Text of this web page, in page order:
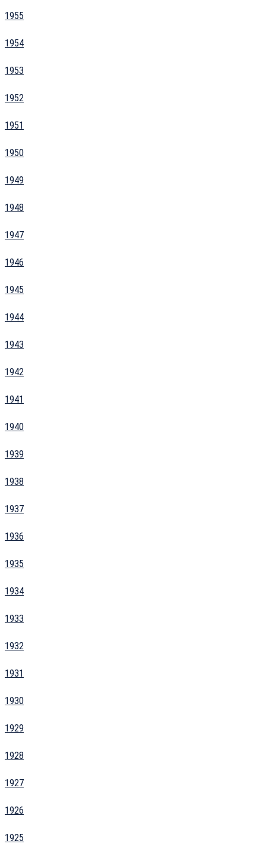
1955
1954
1953
1952
1951
1950
1949
1948
1947
1946
1945
1944
1943
1942
1941
1940
1939
1938
1937
1936
1935
1934
1933
1932
1931
1930
1929
1928
1927
1926
1925